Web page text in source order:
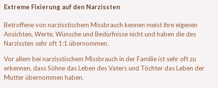
Extreme Fixierung auf den Narzissten
Betroffene von narzisstischem Missbrauch kennen meist ihre eigenen
Ansichten, Werte, Wünsche und Bedürfnisse nicht und haben die des
Narzissten sehr oft 1:1 übernommen.
Vor allem bei narzisstischem Missbrauch in der Familie ist sehr oft zu
erkennen, dass Söhne das Leben des Vaters und Töchter das Leben der
Mutter übernommen haben.